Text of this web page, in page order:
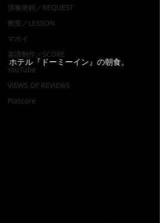
演奏依頼／REQUEST
教室／LESSON
マポイ
楽譜制作／SCORE
YouTube
VIEWS OF REVIEWS
Piascore
ホテル『ドーミーイン』の朝食。